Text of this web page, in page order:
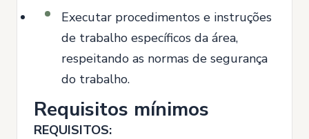
Executar procedimentos e instruções
de trabalho específicos da área,
respeitando as normas de segurança
do trabalho.
Requisitos mínimos
REQUISITOS: